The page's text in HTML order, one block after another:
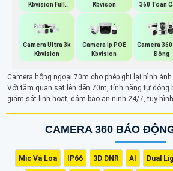
Kbvision Full
Color
Kbvison
360 Toàn
Camera Ultra 3k
Kbvision
Camera Ip POE
Kbvision
Camera 360
Động
Camera hồng ngoại 70m cho phép ghi lại hình
Với tầm quan sát lên đến 70m, tính năng tự động
giám sát linh hoạt, đảm bảo an ninh 24/7, tuy
CAMERA 360 BÁO
Mic Và Loa IP66 3D DNR AI Dual